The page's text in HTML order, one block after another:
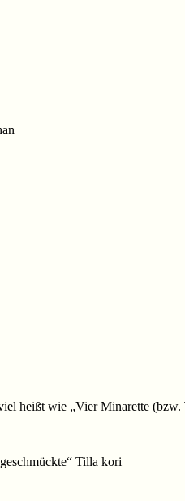
heißt wie „Vier Minarette (bzw.
Tilla kori